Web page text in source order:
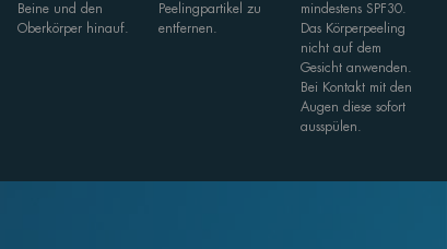
Beine und den
Oberkörper hinauf.
Peelingpartikel zu
entfernen.
mindestens SPF30.
Das Körperpeeling
nicht auf dem
Gesicht anwenden.
Bei Kontakt mit den
Augen diese sofort
ausspülen.